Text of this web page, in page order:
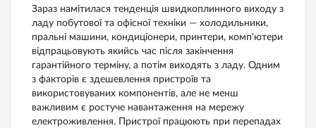
Зараз намітилася тенденція швидкоплинного виходу з
ладу побутової та офісної техніки — холодильники,
пральні машини, кондиціонери, принтери, комп'ютери
відпрацьовують якийсь час після закінчення
гарантійного терміну, а потім виходять з ладу. Одним
з факторів є здешевлення пристроїв та
використовуваних компонентів, але не менш
важливим є ростуче навантаження на мережу
електроживлення. Пристрої працюють при перепадах